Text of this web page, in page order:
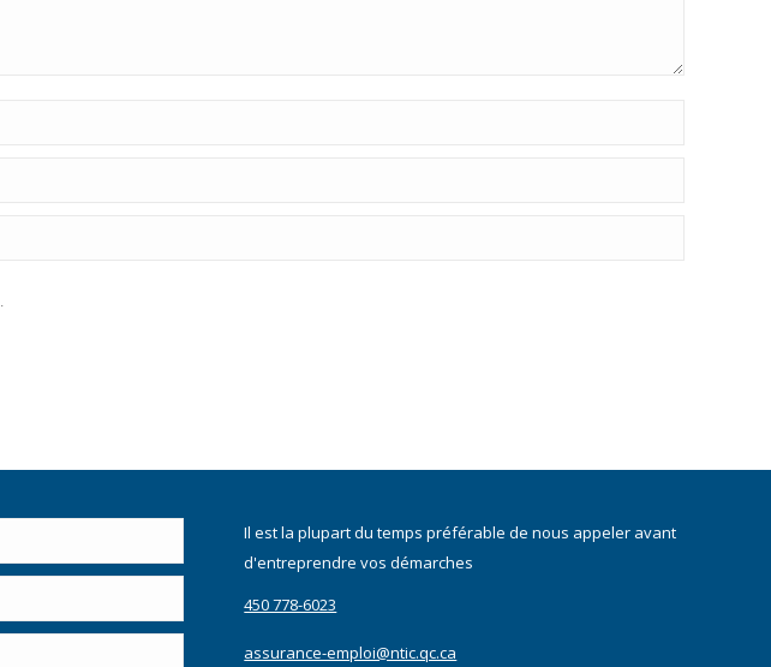
Il est la plupart du temps préférable de nous appeler avant
d'entreprendre vos démarches
450 778-6023
assurance-emploi@ntic.qc.ca